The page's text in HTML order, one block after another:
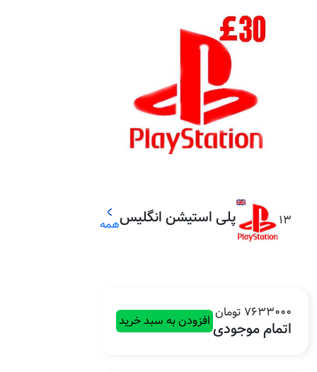
13 پلی استیشن انگلیسهمه
7633000 تومان
اتمام موجودی افزودن به سبد خرید